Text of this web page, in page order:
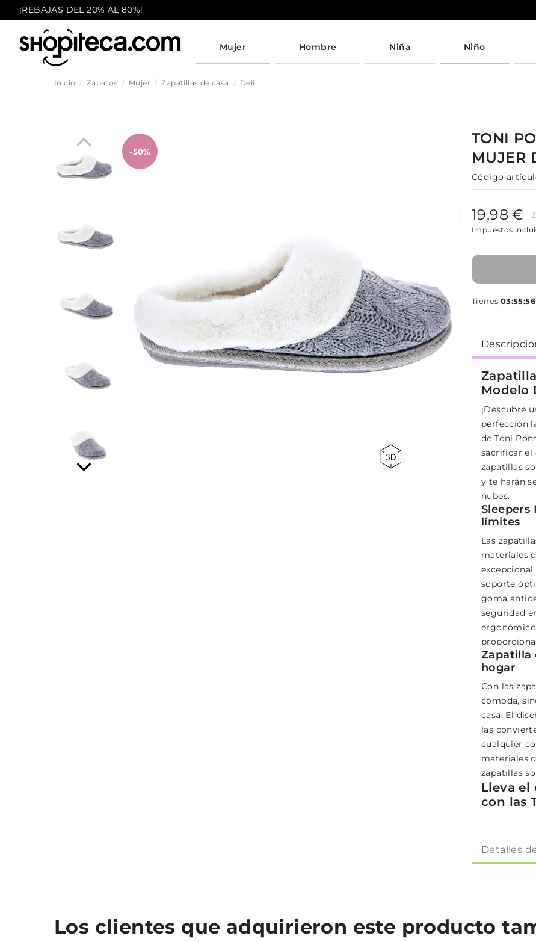
¡REBAJAS DEL 20% AL 80%!
Mujer Hombre Niña Niño
Inicio Zapatos Mujer Zapatillas de casa Deli
-50%
TONI
MUJER
Código
19,98 €
Impuestos
Tienes 03:55:56
Modelo
¡Descubre
perfección
de Toni
sacrificar el
zapatillas
y te harán
nubes.
Sleepers
límites
Las
materiales
soporte
goma
seguridad
Zapatilla
hogar
Con las
cómoda,
casa. El
las
cualquier
materiales
zapatillas
Lleva el
con las
Detalles
Los clientes que adquirieron este producto